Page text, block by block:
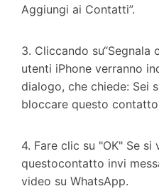
Aggiungi ai Contatti”.
3. Cliccando su“Segnala
utenti iPhone verranno
dialogo, che chiede: Sei
bloccare questo
4. Fare clic su "OK" Se si
questocontatto invi
video su WhatsApp.